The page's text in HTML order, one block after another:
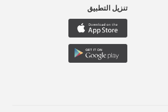
تنزيل التطبيق